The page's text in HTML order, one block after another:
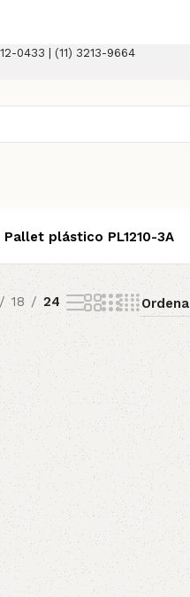
0433 | (11) 3213-9664
Pallet plástico PL1210-3A
18 24